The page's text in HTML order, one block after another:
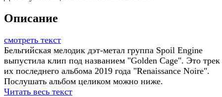
Описание
смотреть текст
Бельгийская мелодик дэт-метал группа Spoil Engine
выпустила клип под названием "Golden Cage". Это трек
их последнего альбома 2019 года "Renaissance Noire".
Послушать альбом целиком можно ниже.
Читать весь текст